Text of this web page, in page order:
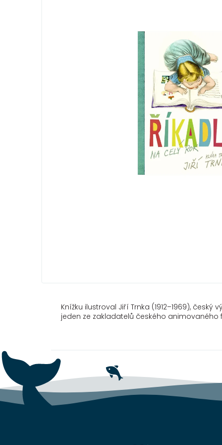
Knížku ilustroval Jiří Trnka (1912–1969),
jeden ze zakladatelů českého animovaného